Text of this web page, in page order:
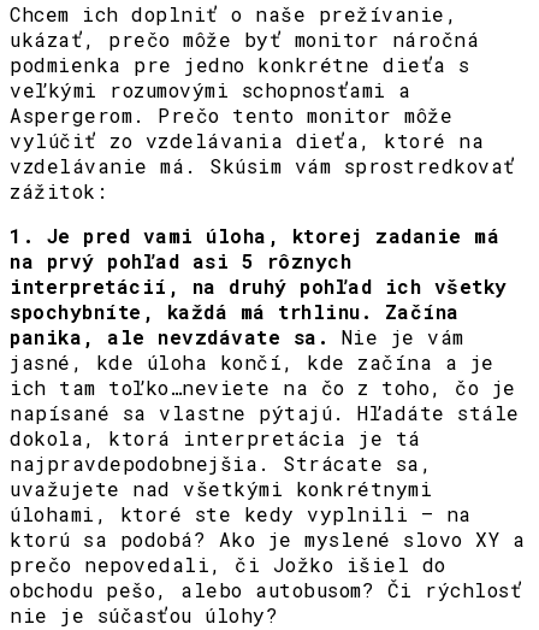
Chcem ich doplniť o naše prežívanie,
ukázať, prečo môže byť monitor náročná
podmienka pre jedno konkrétne dieťa s
veľkými rozumovými schopnosťami a
Aspergerom. Prečo tento monitor môže
vylúčiť zo vzdelávania dieťa, ktoré na
vzdelávanie má. Skúsim vám sprostredkovať
zážitok:
1. Je pred vami úloha, ktorej zadanie má
na prvý pohľad asi 5 rôznych
interpretácií, na druhý pohľad ich všetky
spochybníte, každá má trhlinu. Začína
panika, ale nevzdávate sa. Nie je vám
jasné, kde úloha končí, kde začína a je
ich tam toľko…neviete na čo z toho, čo je
napísané sa vlastne pýtajú. Hľadáte stále
dokola, ktorá interpretácia je tá
najpravdepodobnejšia. Strácate sa,
uvažujete nad všetkými konkrétnymi
úlohami, ktoré ste kedy vyplnili – na
ktorú sa podobá? Ako je myslené slovo XY a
prečo nepovedali, či Jožko išiel do
obchodu pešo, alebo autobusom? Či rýchlosť
nie je súčasťou úlohy?